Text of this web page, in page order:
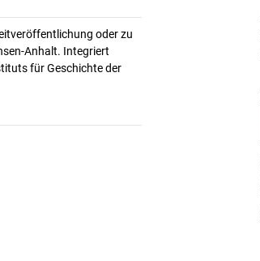
oder zu
Anhalt. Integriert
für Geschichte der